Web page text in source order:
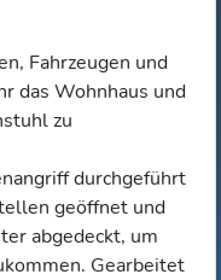
Fahrzeugen und
das Wohnhaus und
zu
durchgeführt
geöffnet und
abgedeckt, um
Gearbeitet